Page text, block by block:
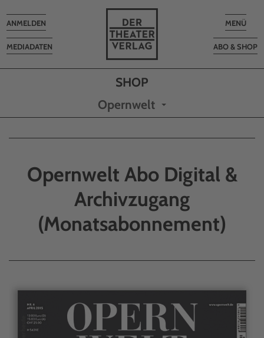
Toggle
MENÜ
ABO & SHOP
MEDIADATEN
Toggle
navigation
ANMELDEN
Opernwelt
Opernwelt Abo Digital &
Archivzugang
(Monatsabonnement)